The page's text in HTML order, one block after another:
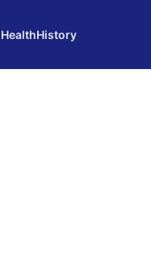
HealthHistory